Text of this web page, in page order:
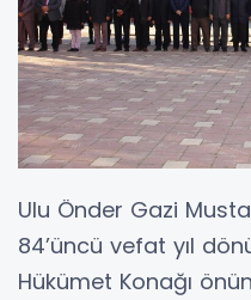
Ulu Önder Gazi
84’üncü vefat yıl
Hükümet Konağı